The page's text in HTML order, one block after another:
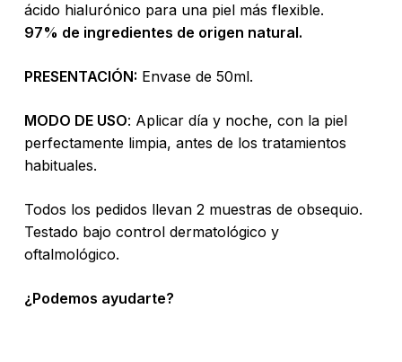
ácido hialurónico para una piel más flexible.
97% de ingredientes de origen natural.
PRESENTACIÓN: Envase de 50ml.
MODO DE USO: Aplicar día y noche, con la piel
perfectamente limpia, antes de los tratamientos
habituales.
Todos los pedidos llevan 2 muestras de obsequio.
Testado bajo control dermatológico y
oftalmológico.
¿Podemos ayudarte?